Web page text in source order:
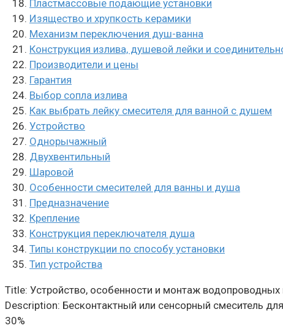
Пластмассовые подающие установки
Изящество и хрупкость керамики
Механизм переключения душ-ванна
Конструкция излива, душевой лейки и
Производители и цены
Гарантия
Выбор сопла излива
Как выбрать лейку смесителя для ванной с душем
Устройство
Однорычажный
Двухвентильный
Шаровой
Особенности смесителей для ванны и душа
Предназначение
Крепление
Конструкция переключателя душа
Типы конструкции по способу установки
Тип устройства
Title: Устройство, особенности и монтаж
Description: Бесконтактный или сенсорный смеситель
30%